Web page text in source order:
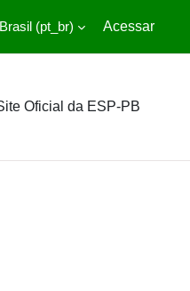
‎(pt_br)‎ Acessar
Oficial da ESP-PB